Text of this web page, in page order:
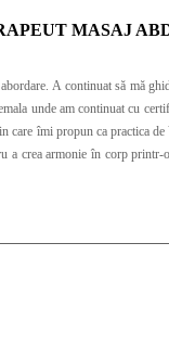
MASAJ
A continuat să mă
unde am continuat cu
crea armonie în corp printr-